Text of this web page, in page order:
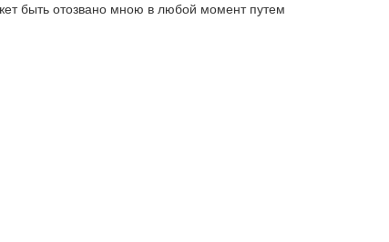
быть отозвано мною в любой момент путем